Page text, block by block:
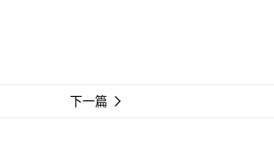
下一篇